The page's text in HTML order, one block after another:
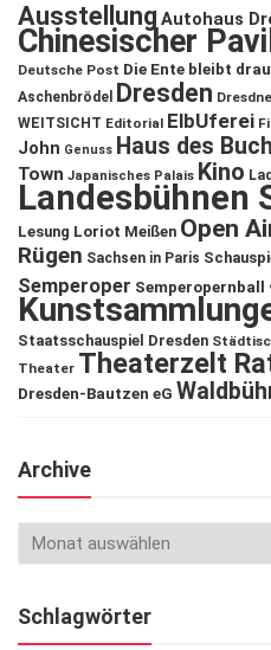
Ausstellung Autohaus
Chinesischer
Deutsche Post Die Ente bleibt
Aschenbrödel
Dresden
WEITSICHT Editorial ElbUferei
John Genuss Haus des
Town Japanisches Palais Kino
Landesbühnen
Lesung Loriot Meißen Open
Rügen Sachsen in Paris
Semperoper Semperopernball
Staatsschauspiel Dresden
Theater Theaterzelt
Dresden-Bautzen eG
Archive
Schlagwörter